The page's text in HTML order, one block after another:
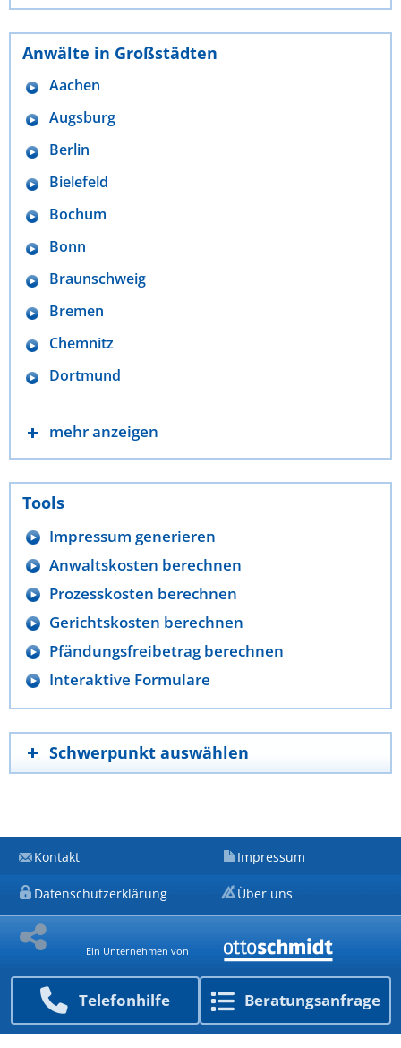
Telefon­hilfe Beratungs­anfrage
Anwälte in Großstädten
Aachen
Augsburg
Berlin
Bielefeld
Bochum
Bonn
Braunschweig
Bremen
Chemnitz
Dortmund
mehr anzeigen
Tools
Impressum generieren
Anwaltskosten berechnen
Prozesskosten berechnen
Gerichtskosten berechnen
Pfändungsfreibetrag berechnen
Interaktive Formulare
Schwerpunkt auswählen
Kontakt Impressum
Datenschutzerklärung Über uns
Ein Unternehmen von